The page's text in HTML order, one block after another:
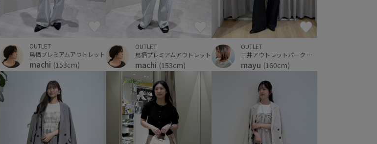
OUTLET
鳥栖プレミアムアウトレット
machi (153cm)
OUTLET
鳥栖プレミアムアウトレット
machi (153cm)
OUTLET
三井アウトレットパーク ジャズドリーム長島
mayu (160cm)